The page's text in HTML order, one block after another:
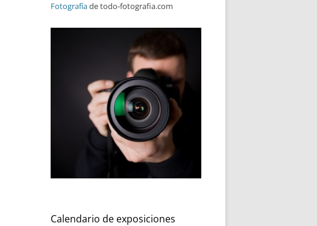
Fotografíade todo-fotografia.com
Calendario de exposiciones